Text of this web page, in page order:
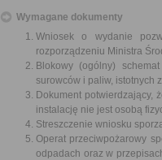
Wymagane dokumenty
Wniosek o wydanie
rozporządzeniu Ministra
Blokowy (ogólny)
surowców i paliw, istotnych
Dokument potwierdzający,
instalację nie jest osobą
Streszczenie wniosku
Operat przeciwpożarowy
odpadach oraz w